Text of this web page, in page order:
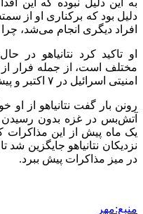
دلیل بود که برکناری او از
افراد دیگری انجام می‌شد،
او تاکید کرد نتانیاهو در
مختلف است، از جمله فرار
امنیتی اسرائیل در ۷ اکتبر و پیش‌برد دستور کار سیاسی خود.
رونن بار گفت نتانیاهو از او
آتش‌بس در غزه بدون رسیدن
یک ماه پیش از این مذاکرات
نزدیکان نتانیاهو جایگزین شد
در میز مذاکرات پیش ببرد.
منبع:مهر